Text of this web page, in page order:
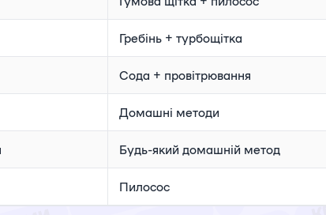
Гребінь + турбощітка
Сода + провітрювання
Домашні методи
Будь-який домашній метод
Пилосос